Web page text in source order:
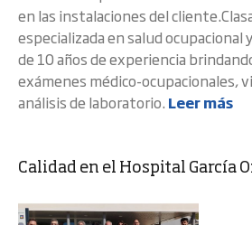
en las instalaciones del
especializada en salud ocupacional
de 10 años de experiencia
exámenes médico-ocupacionales,
análisis de laboratorio. Leer más
Calidad en el Hospital García